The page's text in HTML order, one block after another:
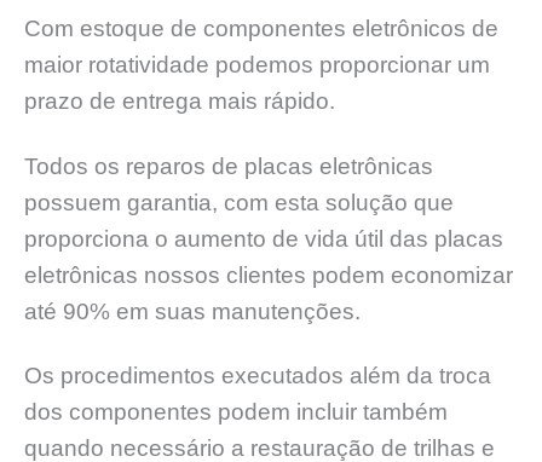
Com estoque de componentes eletrônicos de
maior rotatividade podemos proporcionar um
prazo de entrega mais rápido.
Todos os reparos de placas eletrônicas
possuem garantia, com esta solução que
proporciona o aumento de vida útil das placas
eletrônicas nossos clientes podem economizar
até 90% em suas manutenções.
Os procedimentos executados além da troca
dos componentes podem incluir também
quando necessário a restauração de trilhas e